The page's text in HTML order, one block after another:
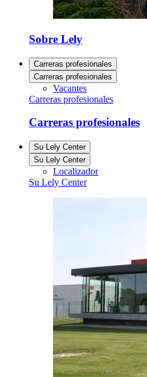
Sobre Lely
Carreras profesionales
Carreras profesionales
Vacantes
Carreras profesionales
Carreras profesionales
Su Lely Center
Su Lely Center
Localizador
Su Lely Center